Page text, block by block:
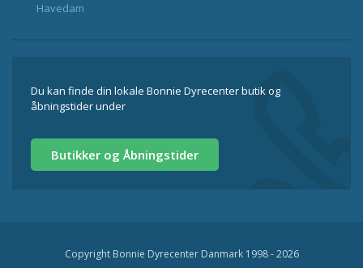
Havedam
Du kan finde din lokale Bonnie Dyrecenter butik og
åbningstider under
Butikker og Åbningstider
Copyright Bonnie Dyrecenter Danmark 1998 - 2026